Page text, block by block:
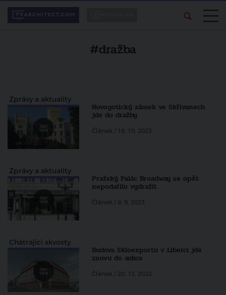
#dražba
Zprávy a aktuality
Novogotický zámek ve Skřivanech
jde do dražby
Článek / 18. 10. 2023
Zprávy a aktuality
Pražský Palác Broadway se opět
nepodařilo vydražit
Článek / 8. 9. 2023
Chátrající skvosty
Budova Skloexportu v Liberci jde
znovu do aukce
Článek / 20. 12. 2022